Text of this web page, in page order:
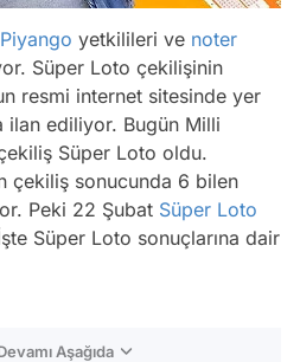
yetkilileri ve noter
Süper Loto çekilişinin
resmi internet sitesinde yer
ilan ediliyor. Bugün Milli
Süper Loto oldu.
çekiliş sonucunda 6 bilen
Peki 22 Şubat Süper Loto
İşte Süper Loto sonuçlarına dair
Aşağıda